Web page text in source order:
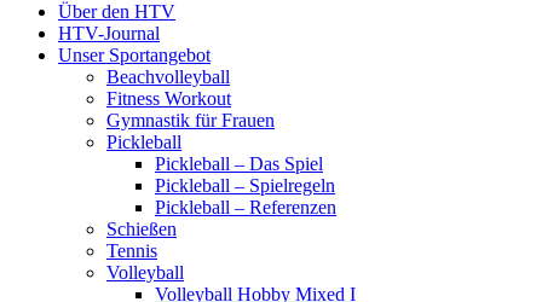
Über den HTV
HTV-Journal
Unser Sportangebot
Beachvolleyball
Fitness Workout
Gymnastik für Frauen
Pickleball
Pickleball – Das Spiel
Pickleball – Spielregeln
Pickleball – Referenzen
Schießen
Tennis
Volleyball
Volleyball Hobby Mixed I